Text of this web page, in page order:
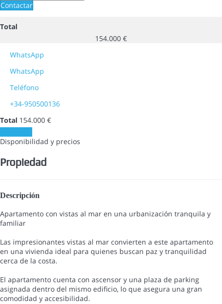
Contactar
Total
154.000 €
WhatsApp
WhatsApp
Teléfono
+34-950500136
Total 154.000 €
Disponibilidad y precios
Propiedad
Descripción
Apartamento con vistas al mar en una urbanización tranquila y
familiar
Las impresionantes vistas al mar convierten a este apartamento
en una vivienda ideal para quienes buscan paz y tranquilidad
cerca de la costa.
El apartamento cuenta con ascensor y una plaza de parking
asignada dentro del mismo edificio, lo que asegura una gran
comodidad y accesibilidad.